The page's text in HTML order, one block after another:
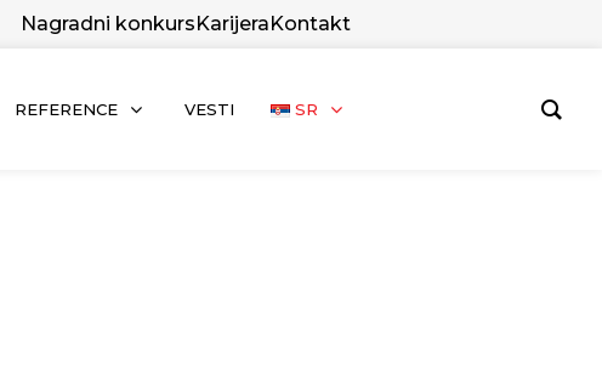
Nagradni konkursKarijeraKontakt
REFERENCE VESTI SR